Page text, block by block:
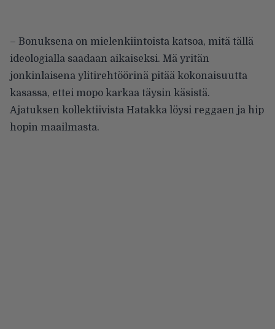
– Bonuksena on mielenkiintoista katsoa, mitä tällä
ideologialla saadaan aikaiseksi. Mä yritän
jonkinlaisena ylitirehtöörinä pitää kokonaisuutta
kasassa, ettei mopo karkaa täysin käsistä.
Ajatuksen kollektiivista Hatakka löysi reggaen ja hip
hopin maailmasta.